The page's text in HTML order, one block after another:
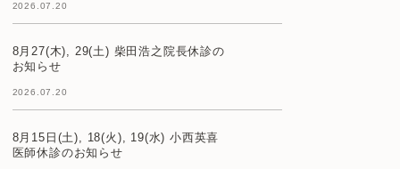
2026.07.20
8月27(木), 29(土) 柴田浩之院長休診の
お知らせ
2026.07.20
8月15日(土), 18(火), 19(水) 小西英喜
医師休診のお知らせ